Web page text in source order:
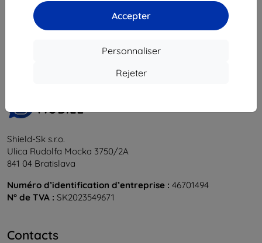
Accepter
Personnaliser
Rejeter
du total
Shield-Sk s.r.o.
Ulica Rudolfa Mocka 3750/2A
841 04 Bratislava
Numéro d’identification d’entreprise : 46701494
N° de TVA : SK2023549671
Contacts